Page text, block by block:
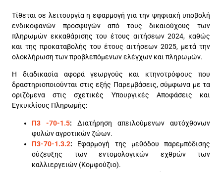
Τίθεται σε λειτουργία η εφαρμογή για την ψηφιακή υποβολή
ενδικοφανών προσφυγών από τους δικαιούχους των
πληρωμών εκκαθάρισης του έτους αιτήσεων 2024, καθώς
και της προκαταβολής του έτους αιτήσεων 2025, μετά την
ολοκλήρωση των προβλεπόμενων ελέγχων και πληρωμών.
Η διαδικασία αφορά γεωργούς και κτηνοτρόφους που
δραστηριοποιούνται στις εξής Παρεμβάσεις, σύμφωνα με τα
οριζόμενα στις σχετικές Υπουργικές Αποφάσεις και
Εγκυκλίους Πληρωμής:
Π3 -70-1.5: Διατήρηση απειλούμενων αυτόχθονων
φυλών αγροτικών ζώων.
Π3-70-1.3.2: Εφαρμογή της μεθόδου παρεμπόδισης
σύζευξης των εντομολογικών εχθρών των
καλλιεργειών (Κομφούζιο).